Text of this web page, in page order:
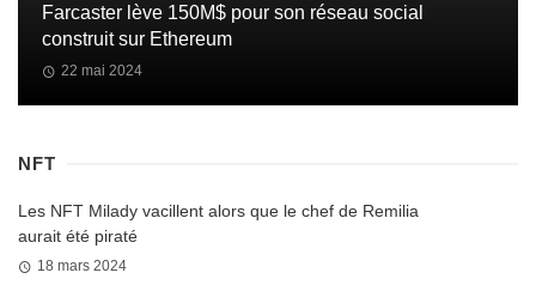
Farcaster lève 150M$ pour son réseau social
construit sur Ethereum
22 mai 2024
NFT
Les NFT Milady vacillent alors que le chef de Remilia
aurait été piraté
18 mars 2024